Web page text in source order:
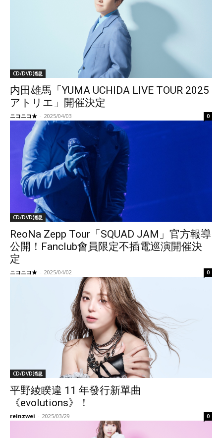
CD/DVD消息
内田雄馬「YUMA UCHIDA LIVE TOUR 2025
アトリエ」開催決定
ニコニコ★ - 2025/04/03 0
CD/DVD消息
ReoNa Zepp Tour「SQUAD JAM」官方報導
公開！Fanclub會員限定不插電巡演開催決
定
ニコニコ★ - 2025/04/02 0
CD/DVD消息
平野綾睽違 11 年發行新單曲
《evolutions》！
reinzwei - 2025/03/29 0